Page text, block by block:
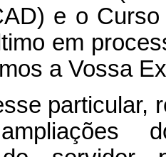
e o
em
a Vossa
particular,